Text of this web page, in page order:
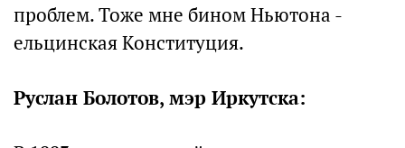
проблем. Тоже мне бином Ньютона -
ельцинская Конституция.
Руслан Болотов, мэр Иркутска: